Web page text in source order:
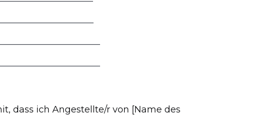
dass ich Angestellte/r von [Name des